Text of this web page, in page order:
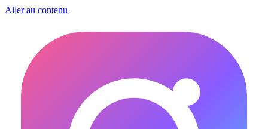
Aller au contenu